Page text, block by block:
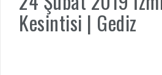
Kesintisi | Gediz